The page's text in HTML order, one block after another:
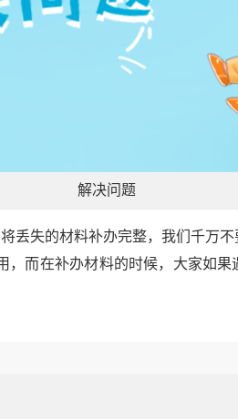
解决问题
丢失的材料补办完整，我们千万
，而在补办材料的时候，大家如